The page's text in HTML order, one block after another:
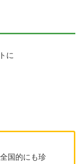
に
国的にも珍